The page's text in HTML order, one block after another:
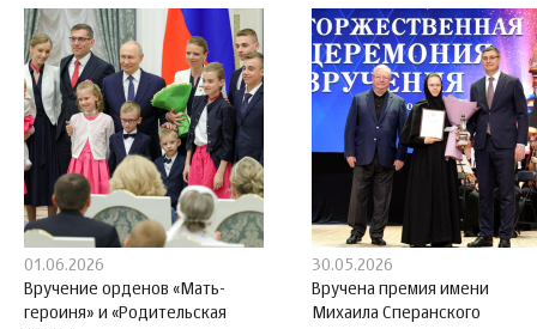
01.06.2026
Вручение орденов «Мать-
героиня» и «Родительская
30.05.2026
Вручена премия имени
Михаила Сперанского